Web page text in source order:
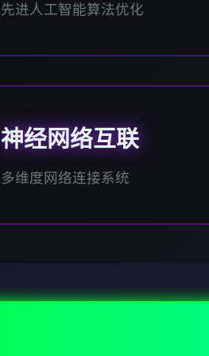
先进人工智能算法优化
神经网络互联
多维度网络连接系统